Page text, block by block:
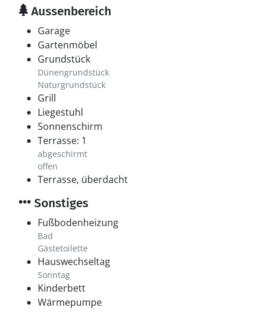
Aussenbereich
Garage
Gartenmöbel
Grundstück
Dünengrundstück
Naturgrundstück
Grill
Liegestuhl
Sonnenschirm
Terrasse: 1
abgeschirmt
offen
Terrasse, überdacht
Sonstiges
Fußbodenheizung
Bad
Gästetoilette
Hauswechseltag
Sonntag
Kinderbett
Wärmepumpe